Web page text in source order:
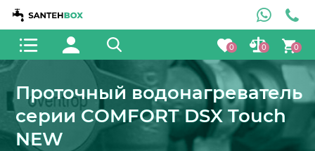
0 0 0
Проточный водонагреватель
серии COMFORT DSX Touch
NEW